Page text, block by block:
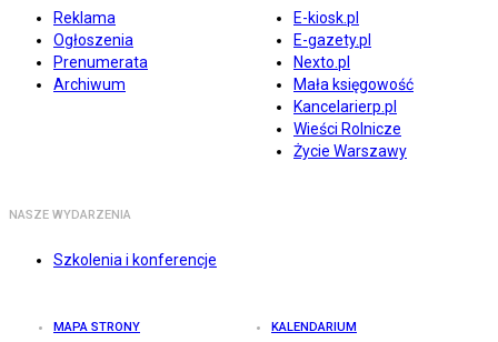
Reklama
Ogłoszenia
Prenumerata
Archiwum
E-kiosk.pl
E-gazety.pl
Nexto.pl
Mała księgowość
Kancelarierp.pl
Wieści Rolnicze
Życie Warszawy
NASZE WYDARZENIA
Szkolenia i konferencje
MAPA STRONY KALENDARIUM